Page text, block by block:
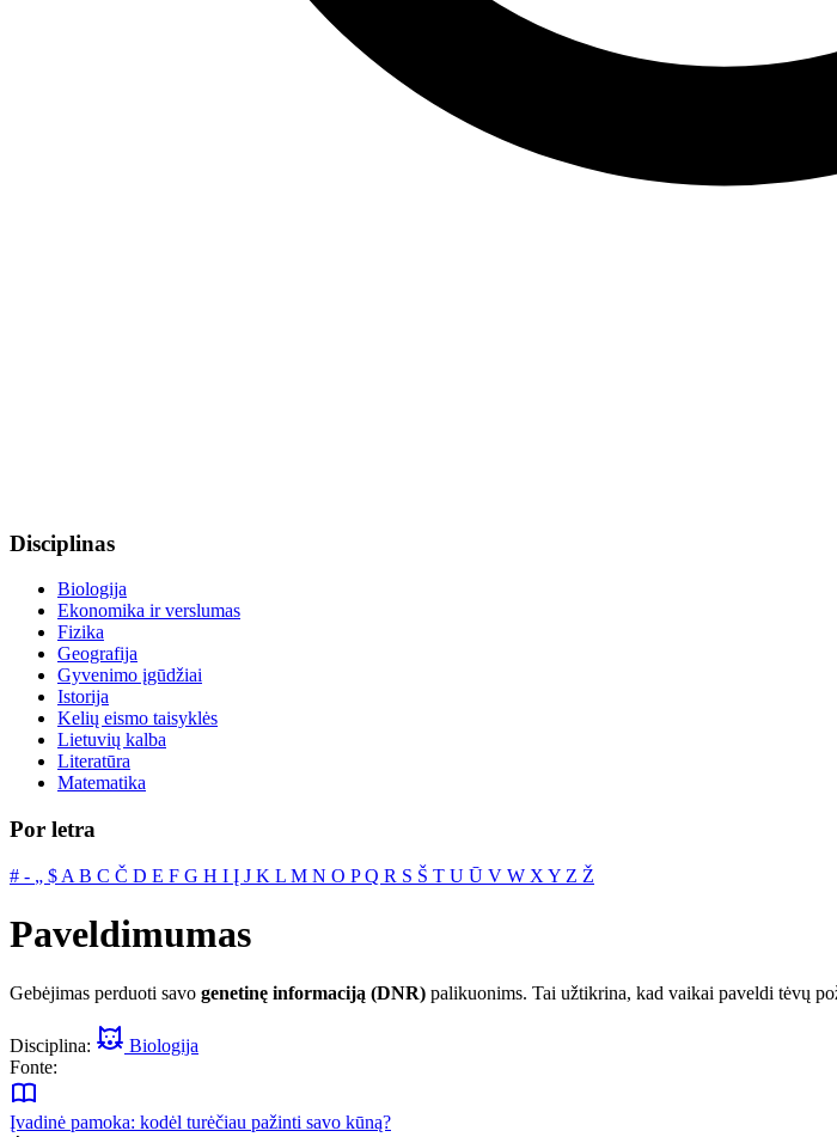
Disciplinas
Biologija
Ekonomika ir verslumas
Fizika
Geografija
Gyvenimo įgūdžiai
Istorija
Kelių eismo taisyklės
Lietuvių kalba
Literatūra
Matematika
Por letra
# ‐ „ $ A B C Č D E F G H I Į J K L M N O PQ R S Š T U Ū V W X Y Z Ž
Paveldimumas
Gebėjimas perduoti savo genetinę informaciją (DNR) palikuonims. Tai užtikrina, kad vaikai paveldi tėvų
Disciplina:
Biologija
Fonte:
Įvadinė pamoka: kodėl turėčiau pažinti savo kūną?